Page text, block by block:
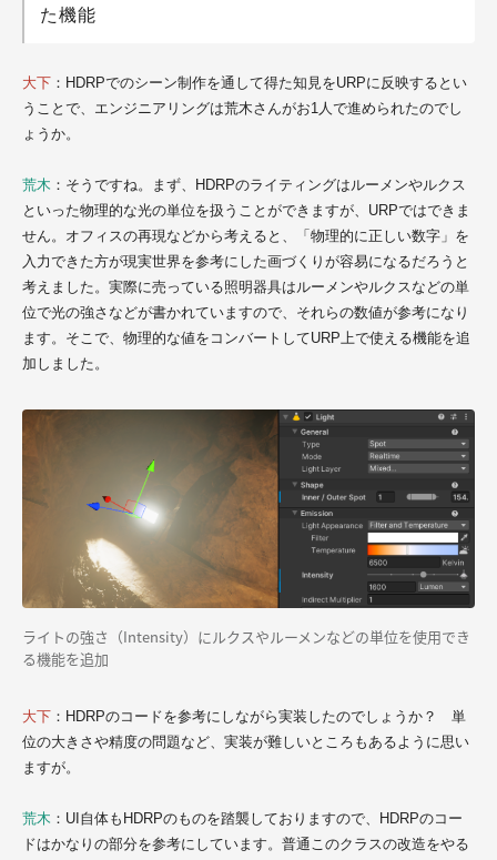
た機能
大下 ：HDRPでのシーン制作を通して得た知見をURPに反映するとい
うことで、エンジニアリングは荒木さんがお1人で進められたのでし
ょうか。
荒木 ：そうですね。まず、HDRPのライティングはルーメンやルクス
といった物理的な光の単位を扱うことができますが、URPではできま
せん。オフィスの再現などから考えると、「物理的に正しい数字」を
入力できた方が現実世界を参考にした画づくりが容易になるだろうと
考えました。実際に売っている照明器具はルーメンやルクスなどの単
位で光の強さなどが書かれていますので、それらの数値が参考になり
ます。そこで、物理的な値をコンバートしてURP上で使える機能を追
加しました。
ライトの強さ（Intensity）にルクスやルーメンなどの単位を使用でき
る機能を追加
大下 ：HDRPのコードを参考にしながら実装したのでしょうか？ 単
位の大きさや精度の問題など、実装が難しいところもあるように思い
ますが。
荒木 ：UI自体もHDRPのものを踏襲しておりますので、HDRPのコー
ドはかなりの部分を参考にしています。普通このクラスの改造をやる